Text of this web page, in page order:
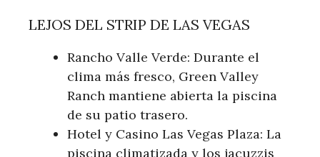
LEJOS DEL STRIP DE LAS VEGAS
Rancho Valle Verde: Durante el
clima más fresco, Green Valley
Ranch mantiene abierta la piscina
de su patio trasero.
Hotel y Casino Las Vegas Plaza: La
piscina climatizada y los jacuzzis